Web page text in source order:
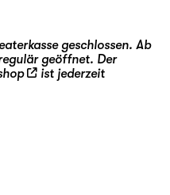
geschlossen. Ab
geöffnet. Der
ist jederzeit